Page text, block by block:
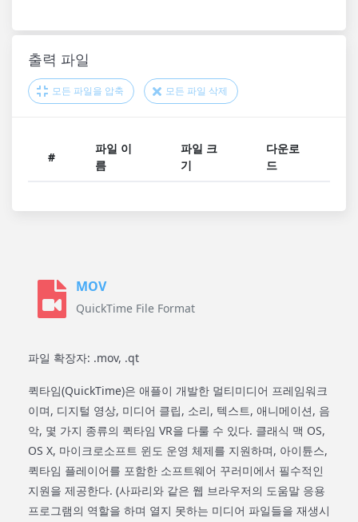
출력 파일
모든 파일을 압축 모든 파일 삭제
#
파일 이
름
파일 크
기
다운로
드
MOV
QuickTime File Format
파일 확장자: .mov, .qt
퀵타임(QuickTime)은 애플이 개발한 멀티미디어 프레임워크
이며, 디지털 영상, 미디어 클립, 소리, 텍스트, 애니메이션, 음
악, 몇 가지 종류의 퀵타임 VR을 다룰 수 있다. 클래식 맥 OS,
OS X, 마이크로소프트 윈도 운영 체제를 지원하며, 아이튠스,
퀵타임 플레이어를 포함한 소프트웨어 꾸러미에서 필수적인
지원을 제공한다. (사파리와 같은 웹 브라우저의 도움말 응용
프로그램의 역할을 하며 열지 못하는 미디어 파일들을 재생시